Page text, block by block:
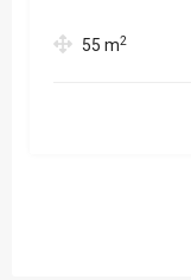
55 m2